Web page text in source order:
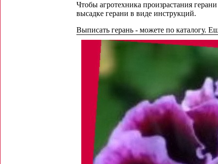
Чтобы агротехника произрастания
высадке герани в виде инструкций.
Выписать герань - можете по каталогу.